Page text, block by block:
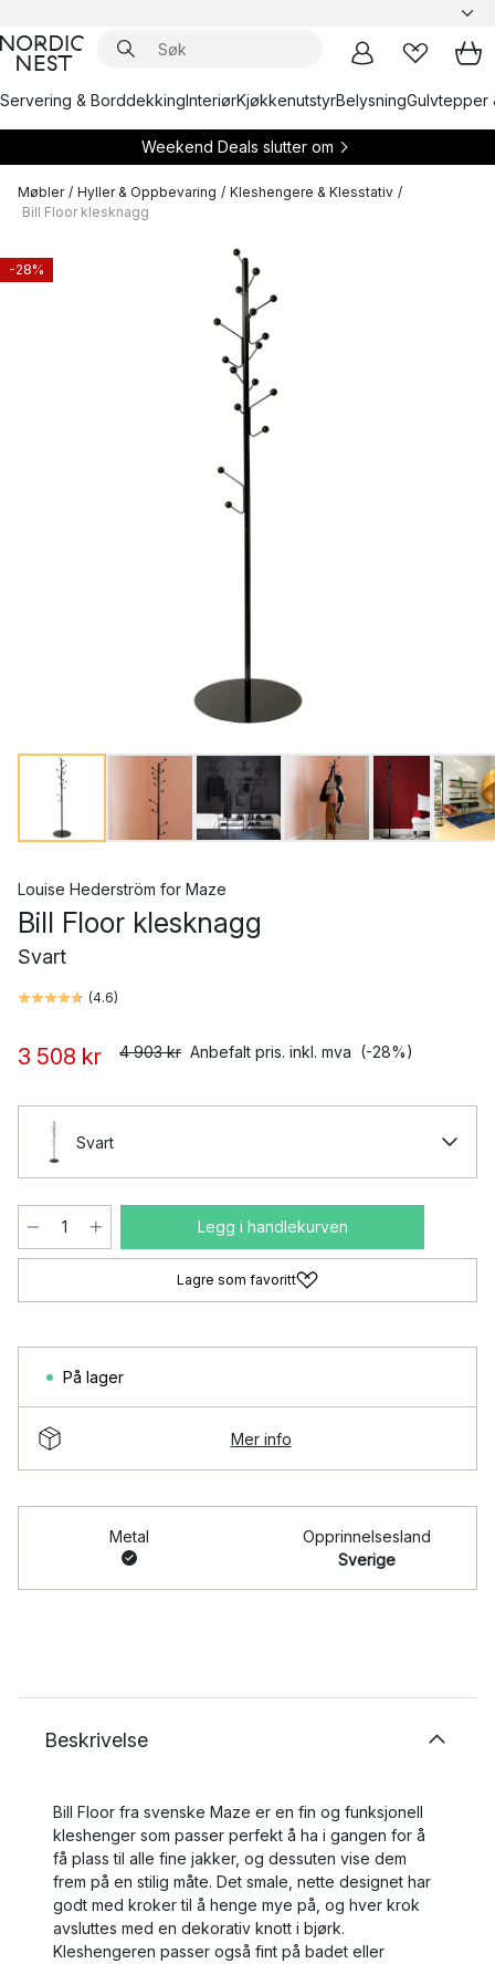
Servering & BorddekkingInteriørKjøkkenutstyrBelysningGulvtepper
Weekend Deals slutter om
Møbler / Hyller & Oppbevaring / Kleshengere & Klesstativ /
Bill Floor klesknagg
-28%
Louise Hederström for Maze
Bill Floor klesknagg
Svart
(4.6)
3 508 kr 4 903 kr Anbefalt pris. inkl. mva (-28%)
Svart
Legg i handlekurven
Lagre som favoritt
På lager
Mer info
Metal
Opprinnelsesland
Sverige
Beskrivelse
Bill Floor fra svenske Maze er en fin og funksjonell
kleshenger som passer perfekt å ha i gangen for å
få plass til alle fine jakker, og dessuten vise dem
frem på en stilig måte. Det smale, nette designet har
godt med kroker til å henge mye på, og hver krok
avsluttes med en dekorativ knott i bjørk.
Kleshengeren passer også fint på badet eller